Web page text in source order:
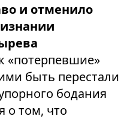
и отменило
«потерпевшие»
быть перестали
бодания
о том, что